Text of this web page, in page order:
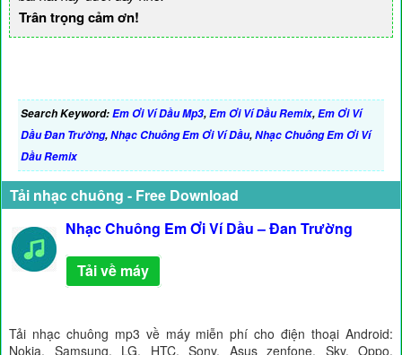
Trân trọng cảm ơn!
Search Keyword:Em Ơi Ví Dầu Mp3,Em Ơi Ví Dầu Remix,Em Ơi Ví
Dầu Đan Trường,Nhạc Chuông Em Ơi Ví Dầu,Nhạc Chuông Em Ơi Ví
Dầu Remix
Tải nhạc chuông - Free Download
Nhạc Chuông Em Ơi Ví Dầu – Đan Trường
Tải về máy
Tải nhạc chuông mp3 về máy miễn phí cho điện thoại Android:
Nokia, Samsung, LG, HTC, Sony, Asus zenfone, Sky, Oppo,